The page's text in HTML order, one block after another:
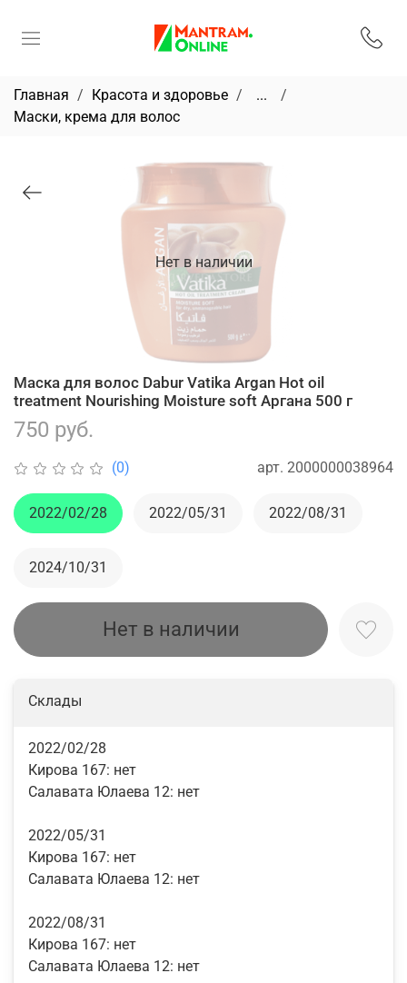
Главная Красота и здоровье
...
Маски, крема для волос
Нет в наличии
(0) арт. 2000000038964
Маска для волос Dabur Vatika Argan Hot oil
treatment Nourishing Moisture soft Аргана 500 г
750 руб.
Нет в наличии
Склады
2022/02/28
Кирова 167: нет
Салавата Юлаева 12: нет
2022/05/31
Кирова 167: нет
Салавата Юлаева 12: нет
2022/08/31
Кирова 167: нет
Салавата Юлаева 12: нет
2022/02/28 2022/05/31 2022/08/31
2024/10/31